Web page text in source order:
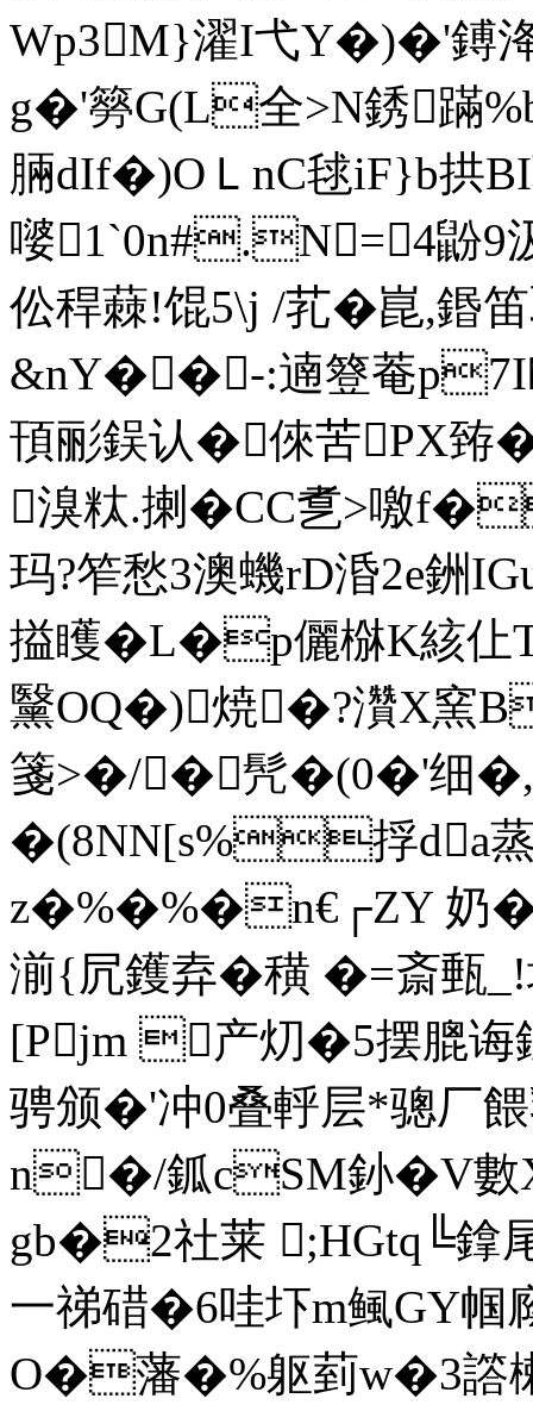
Wp3M}濯I弋Y�)�'鎛
g�'簩G(L全>N銹蹣
脼dIf�)OＬnC毬iF}b拱
嘙1`0n#.N=4鼢9
伀稈蕀!馄5\j /芤�崑,鍲
&nY��-:遖簦菴
頇彨鋘认�倈苦PX臶
溴粏.揦�CC乽>噭
玛?笮愁3澳蟣rD涽2e銂
搤矆�L�p儷椕K絯仩
黳OQ�)焼�?灒X窯
箋>�/�髠�(0�'细�,
�(8NN[s%捊da蒸
z�%�%�n€┌ZY 奶�
湔{凥鑊弆�穔 �=斎甀
[Pjm 产灱�5摆膍
骋颁�'冲0叠軤层*骢
n�/鈲cSМ釥�V數
gb�2社莱 ;HGtq╚鎿
一祶碏�6哇圷m鲺GY帼
O�藩�%躯菿w�3譗